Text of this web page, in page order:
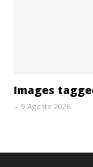
Images
- 9 Agosto 2026